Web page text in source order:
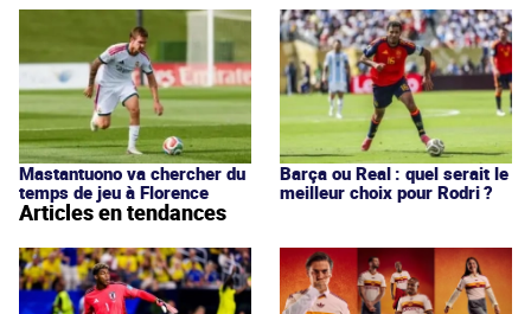
Mastantuono va chercher du
temps de jeu à Florence
Barça ou Real : quel serait le
meilleur choix pour Rodri ?
Articles en tendances